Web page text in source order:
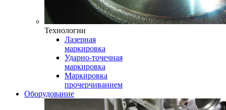
Технологии
Лазерная
маркировка
Ударно-точечная
маркировка
Маркировка
прочерчиванием
Оборудование